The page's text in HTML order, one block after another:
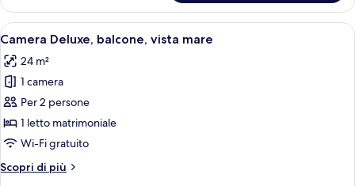
Standard,
vista
città
Apri
tutte
le
foto
per
Camera
Deluxe,
vista
Una camera d'albergo moderna
8
Camera Deluxe, balcone, vista mare
24 m²
1 camera
Per 2 persone
1 letto matrimoniale
Wi-Fi gratuito
Scopri di più
Altri